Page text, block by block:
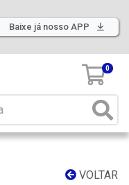
Baixe já nosso APP
0
VOLTAR